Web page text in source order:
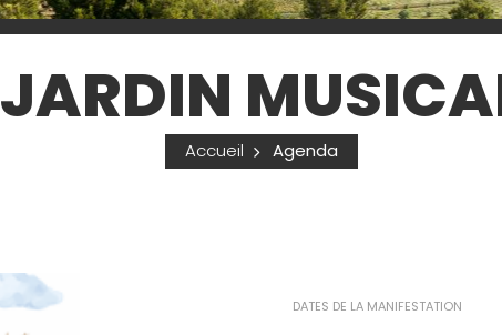
JARDIN
Accueil Agenda
DATES DE LA MANIFESTATION